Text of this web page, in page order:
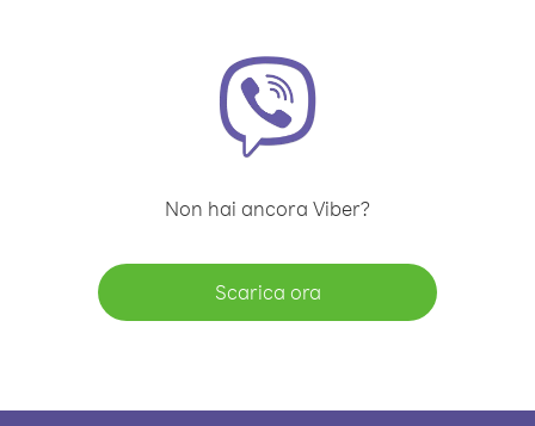
Non hai ancora Viber?
Scarica ora